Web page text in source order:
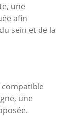
une
afin
sein et de la
compatible
une